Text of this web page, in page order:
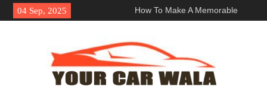
Skip
to
04 Sep, 2025
How To Make A Memorable
First Impression With A ロサン
タル?
車両輸送サービスにおける環境
に優しい選択肢の探求
魅力を解き明かす：なぜホンダ